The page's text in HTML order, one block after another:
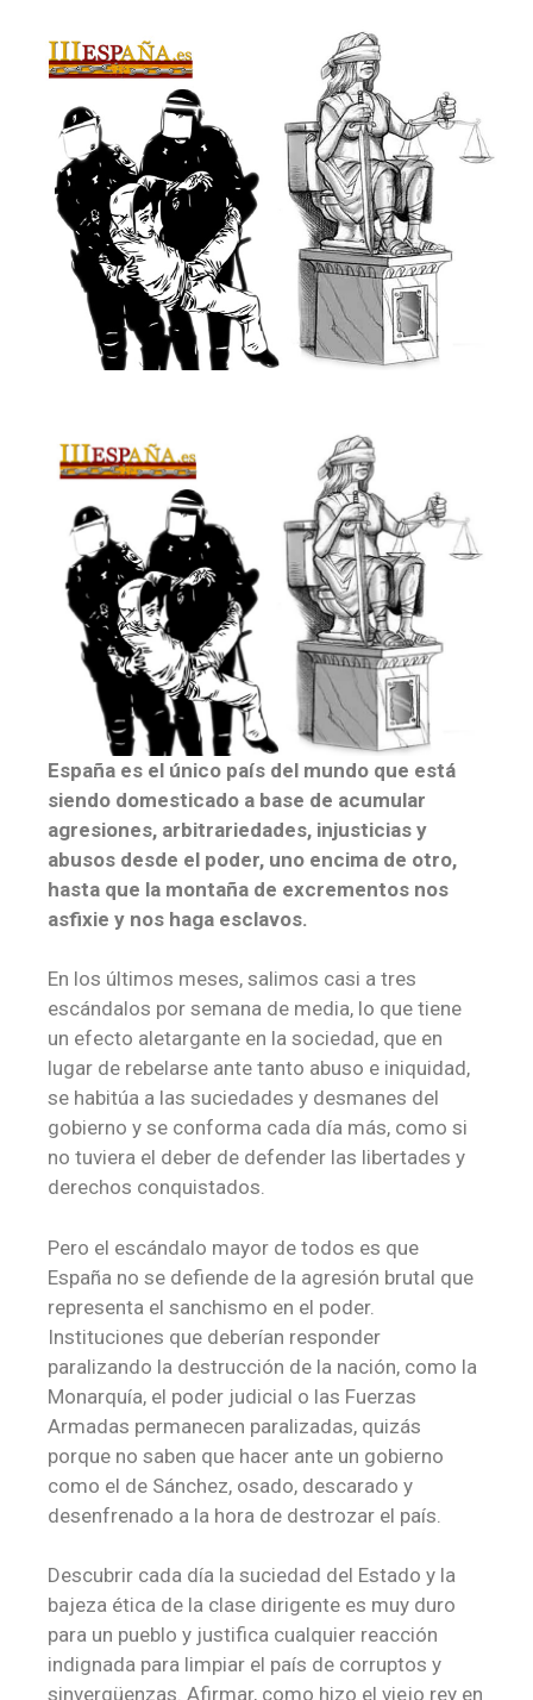
España es el único país del mundo que está
siendo domesticado a base de acumular
agresiones, arbitrariedades, injusticias y
abusos desde el poder, uno encima de otro,
hasta que la montaña de excrementos nos
asfixie y nos haga esclavos.
En los últimos meses, salimos casi a tres
escándalos por semana de media, lo que tiene
un efecto aletargante en la sociedad, que en
lugar de rebelarse ante tanto abuso e iniquidad,
se habitúa a las suciedades y desmanes del
gobierno y se conforma cada día más, como si
no tuviera el deber de defender las libertades y
derechos conquistados.
Pero el escándalo mayor de todos es que
España no se defiende de la agresión brutal que
representa el sanchismo en el poder.
Instituciones que deberían responder
paralizando la destrucción de la nación, como la
Monarquía, el poder judicial o las Fuerzas
Armadas permanecen paralizadas, quizás
porque no saben que hacer ante un gobierno
como el de Sánchez, osado, descarado y
desenfrenado a la hora de destrozar el país.
Descubrir cada día la suciedad del Estado y la
bajeza ética de la clase dirigente es muy duro
para un pueblo y justifica cualquier reacción
indignada para limpiar el país de corruptos y
sinvergüenzas. Afirmar, como hizo el viejo rey en